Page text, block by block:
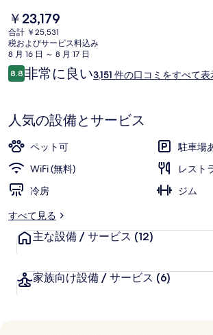
エ
ア
ポ
ー
ホ
テ
ル
&
カ
ト見本市およびコングレス センター メッセ フ
で 15 分圏内に位置しています。親切なスタッ
旅行者の高い評価を得ています。周辺ではさま
を利用できます。ターミナル1C駅までは 8 分、
ースA & Z駅までは 8 分です。
現
在
の
料
金
は
す
￥23,179
合計 ￥25,531
税およびサービス料込み
8 月 16 日 ～ 8 月 17 日
口
コ
8.810段階中8.8
非常に良い3,151 件の口コミをすべて表
人気の設備とサービス
ペット可
駐車場
WiFi (無料)
レスト
冷房
ジム
すべて見る
主な設備 / サービス (12)
家族向け設備 / サービス (6)